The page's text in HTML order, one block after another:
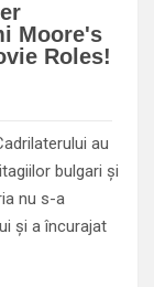
au
bulgari și
nu s-a
și a încurajat